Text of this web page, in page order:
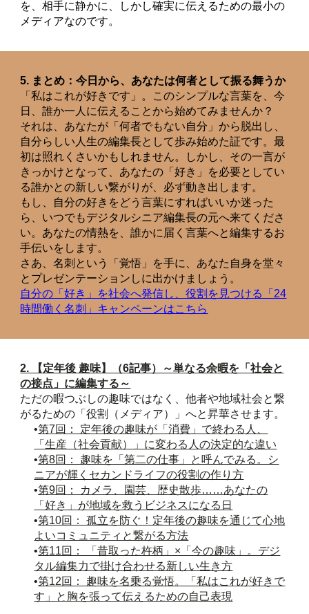
を、相手に静かに、しかし確実に伝えるための最小の
メディアなのです。
5. まとめ：今日から、あなたは何者として振る舞うか
「私はこれが好きです」。このシンプルな言葉を、今
日、誰か一人に伝えることから始めてみませんか？
それは、あなたが「何者でもない自分」から脱出し、
自分らしい人生の編集長として歩み始めた証です。最
初は照れくさいかもしれません。しかし、その一言が
きっかけとなって、あなたの「好き」を必要としてい
る誰かとの新しい繋がりが、必ず動き出します。
もし、自分の好きをどう言葉にすればいいか迷った
ら、いつでもデジタルシニア編集長の元へ来てくださ
い。あなたの情熱を、誰かに届く言葉へと編集するお
手伝いをします。
さあ、名刺という「覚悟」を手に、あなた自身を堂々
とプレゼンテーションしに出かけましょう。
自分の「好き」を社会へ発信し、役割を見つける「24
時間働く名刺」キャンペーンはこちら
2. 【定年後 趣味】（6記事）～単なる余暇を「社会と
の接点」に編集する～
ただの暇つぶしの趣味ではなく、他者や地域社会と繋
がるための「役割（メディア）」へと昇華させます。
•第7回： 定年後の趣味が「消費」で終わる人、
「生産（社会貢献）」に変わる人の決定的な違い
•第8回： 趣味を「第二の仕事」と呼んでみる。シ
ニアが輝くセカンドライフの役割の作り方
•第9回： カメラ、園芸、歴史散歩……あなたの
「好き」が地域を救うビジネスになる日
•第10回： 孤立を防ぐ！定年後の趣味を通じて心地
よいコミュニティと繋がる方法
•第11回： 「昔取った杵柄」×「今の趣味」。デジ
タル編集力で掛け合わせる新しい生き方
•第12回： 趣味を名乗る覚悟。「私はこれが好きで
す」と胸を張って伝えるための自己表現